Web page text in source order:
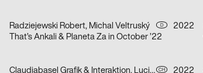
Radziejewski Robert, Michal Veltruský D
2022
That’s Ankali & Planeta Za in October ’22
Claudiabasel Grafik & Interaktion, Lucian Kunz CH
2022